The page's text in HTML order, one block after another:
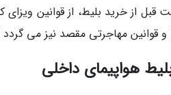
قبل از خرید بلیط، از قوانین
و قوانین مهاجرتی مقصد نیز می
هواپیمای داخلی